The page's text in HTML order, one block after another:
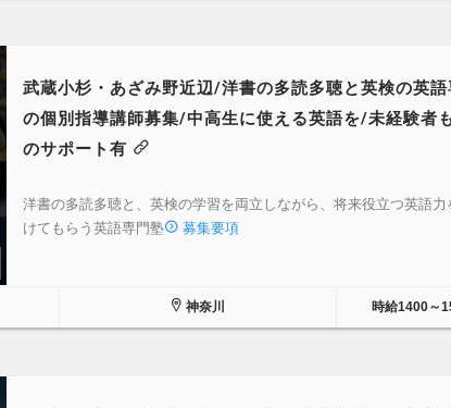
武蔵小杉・あざみ野近辺/洋書の多読多聴と英検の英語
の個別指導講師募集/中高生に使える英語を/未経験者
のサポート有
洋書の多読多聴と、英検の学習を両立しながら、将来役立つ英語力
けてもらう英語専門塾
募集要項
神奈川 時給1400～